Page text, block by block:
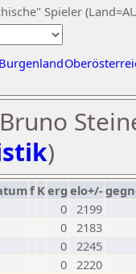
Spieler
Burgenland
)
f Kerg elo+/-
0 2199
0 2183
0 2245
0 2220